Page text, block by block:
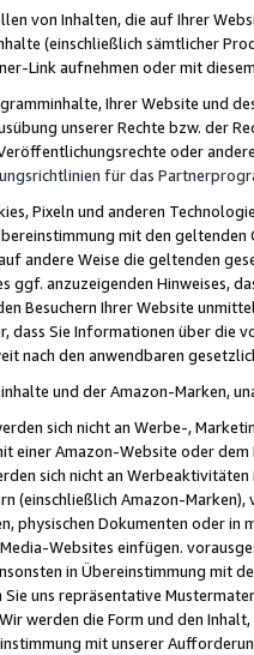
von Inhalten, die auf Ihrer
(einschließlich sämtlicher
Link aufnehmen oder mit
Ihrer Website und
unserer Rechte bzw. der
oder
für das
Pixeln und anderen
mit den
andere Weise die geltenden
ggf. anzuzeigenden Hinweises,
Besuchern Ihrer Website
dass Sie Informationen über die
nach den anwendbaren
und der Amazon-Marken,
sich nicht an Werbe-,
einer Amazon-Website oder
sich nicht an
(einschließlich Amazon-
physischen Dokumenten oder in
Websites einfügen.
in Übereinstimmung mit
uns repräsentative
werden die Form und den
mit unserer